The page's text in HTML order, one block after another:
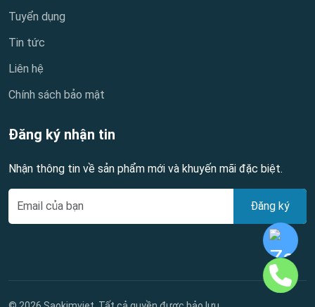
Tuyển dụng
Tin tức
Liên hệ
Chính sách bảo mật
Đăng ký nhận tin
Nhận thông tin về sản phẩm mới và khuyến mãi đặc biệt.
Đăng ký